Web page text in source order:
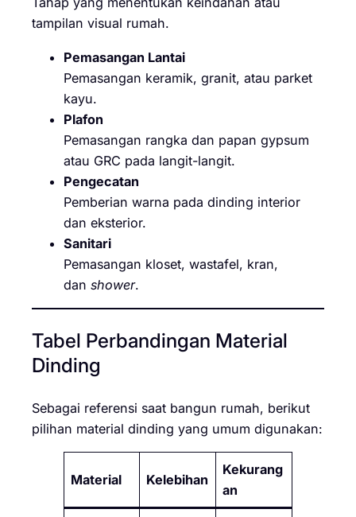
tampilan visual rumah.
Pemasangan Lantai
Pemasangan keramik, granit, atau parket
kayu.
Plafon
Pemasangan rangka dan papan gypsum
atau GRC pada langit-langit.
Pengecatan
Pemberian warna pada dinding interior
dan eksterior.
Sanitari
Pemasangan kloset, wastafel, kran,
dan shower.
Tabel Perbandingan Material
Dinding
Sebagai referensi saat bangun rumah, berikut
pilihan material dinding yang umum digunakan:
Material Kelebihan
Kekurang
an